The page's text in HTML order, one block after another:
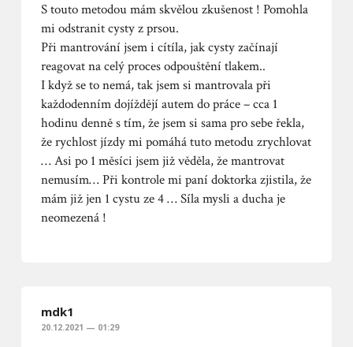
S touto metodou mám skvělou zkušenost ! Pomohla
mi odstranit cysty z prsou.
Při mantrování jsem i cítíla, jak cysty začínají
reagovat na celý proces odpouštění tlakem..
I když se to nemá, tak jsem si mantrovala při
každodenním dojíždějí autem do práce – cca 1
hodinu denně s tím, že jsem si sama pro sebe řekla,
že rychlost jízdy mi pomáhá tuto metodu zrychlovat
… Asi po 1 měsíci jsem již věděla, že mantrovat
nemusím… Při kontrole mi paní doktorka zjistila, že
mám již jen 1 cystu ze 4 … Síla mysli a ducha je
neomezená !
mdk1
20.12.2021 — 01:29